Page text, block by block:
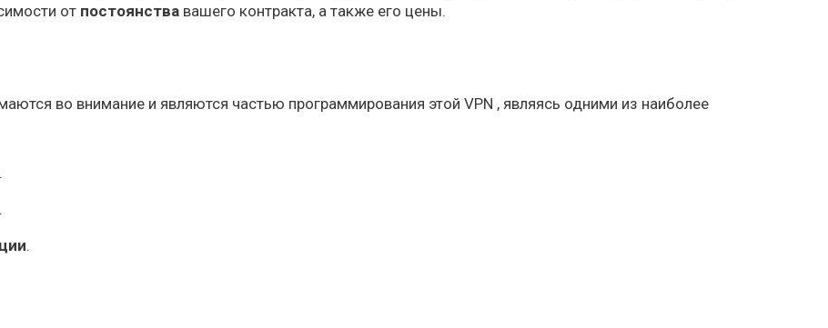
от постоянства вашего контракта, а также его цены.
во внимание и являются частью программирования этой VPN , являясь одними из наиболее
.
.
.